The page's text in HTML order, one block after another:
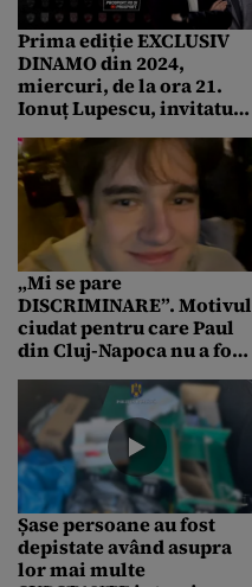
Prima ediție EXCLUSIV
DINAMO din 2024,
miercuri, de la ora 21.
Ionuț Lupescu, invitatul
Mureșanu
„Mi se pare
DISCRIMINARE”. Motivul
ciudat pentru care Paul
din Cluj-Napoca nu a fost
Șase persoane au fost
depistate având asupra
lor mai multe